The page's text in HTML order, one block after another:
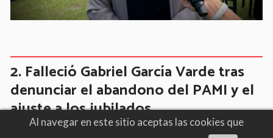
Falleció Gabriel García Varde tras
denunciar el abandono del PAMI y el
ajuste a los jubilados
Al navegar en este sitio aceptas las cookies que